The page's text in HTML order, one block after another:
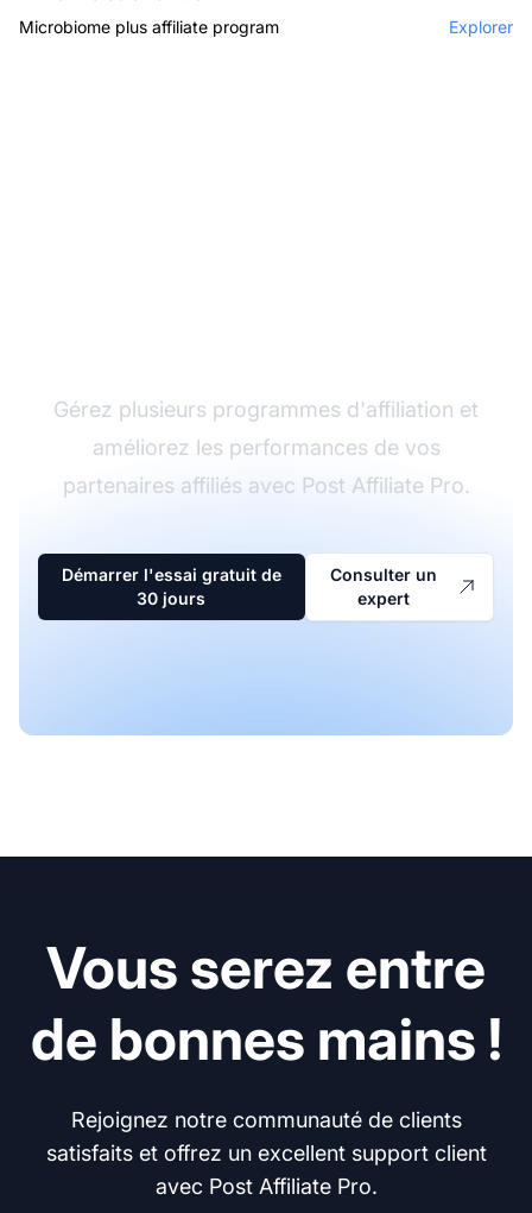
Microbiome plus affiliate program
Explorer
Gérez plusieurs programmes d'affiliation et
améliorez les performances de vos
partenaires affiliés avec Post Affiliate Pro.
Démarrer l'essai gratuit de
30 jours
Consulter un
expert
Vous serez entre
de bonnes mains !
Rejoignez notre communauté de clients
satisfaits et offrez un excellent support client
avec Post Affiliate Pro.